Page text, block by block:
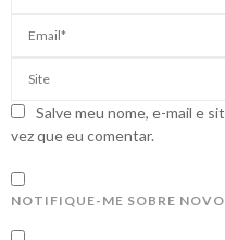
Salve meu nome, e-mail e
vez que eu comentar.
NOTIFIQUE-ME SOBRE